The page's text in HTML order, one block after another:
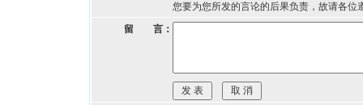
您要为您所发的言论的后果负责，故请各位
留 言：